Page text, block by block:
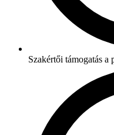
Szakértői támogatás a